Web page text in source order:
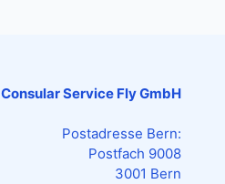
Consular Service Fly GmbH
Postadresse Bern:
Postfach 9008
3001 Bern